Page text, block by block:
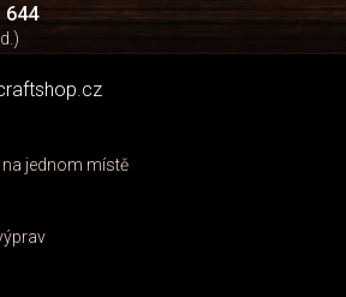
644
jednom místě